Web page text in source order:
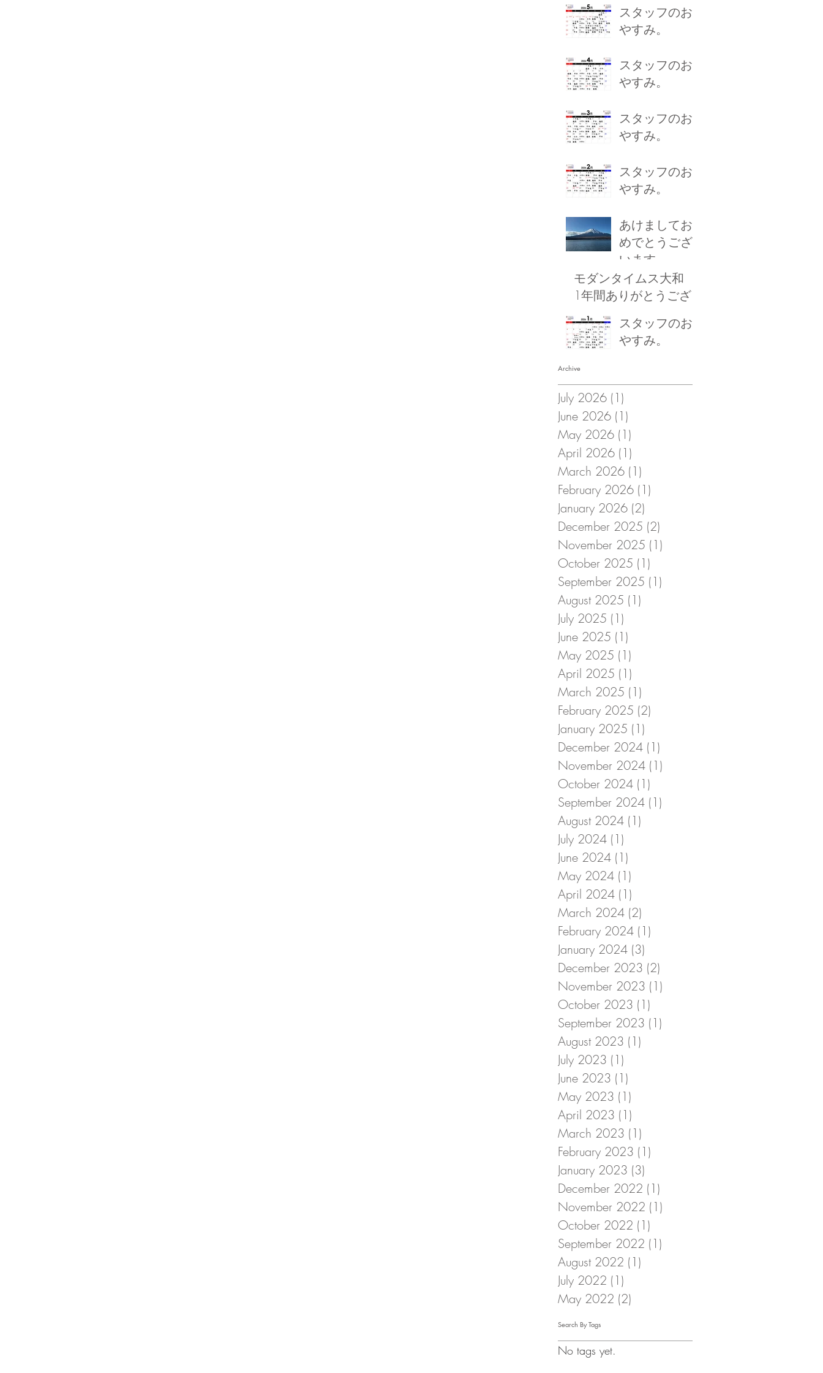
スタッフのお
やすみ。
スタッフのお
やすみ。
スタッフのお
やすみ。
スタッフのお
やすみ。
あけましてお
めでとうござ
います
モダンタイムス大和
1年間ありがとうござ
いました！
スタッフのお
やすみ。
Archive
July 2026 (1)
June 2026 (1)
May 2026 (1)
April 2026 (1)
March 2026 (1)
February 2026 (1)
January 2026 (2)
December 2025 (2)
November 2025 (1)
October 2025 (1)
September 2025 (1)
August 2025 (1)
July 2025 (1)
June 2025 (1)
May 2025 (1)
April 2025 (1)
March 2025 (1)
February 2025 (2)
January 2025 (1)
December 2024 (1)
November 2024 (1)
October 2024 (1)
September 2024 (1)
August 2024 (1)
July 2024 (1)
June 2024 (1)
May 2024 (1)
April 2024 (1)
March 2024 (2)
February 2024 (1)
January 2024 (3)
December 2023 (2)
November 2023 (1)
October 2023 (1)
September 2023 (1)
August 2023 (1)
July 2023 (1)
June 2023 (1)
May 2023 (1)
April 2023 (1)
March 2023 (1)
February 2023 (1)
January 2023 (3)
December 2022 (1)
November 2022 (1)
October 2022 (1)
September 2022 (1)
August 2022 (1)
July 2022 (1)
May 2022 (2)
Search By Tags
No tags yet.